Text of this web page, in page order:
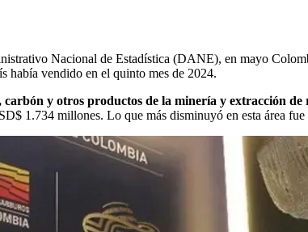
Nacional de Estadística (DANE), en mayo
había vendido en el quinto mes de 2024.
carbón y otros productos de la minería y extracción
1.734 millones. Lo que más disminuyó en esta área